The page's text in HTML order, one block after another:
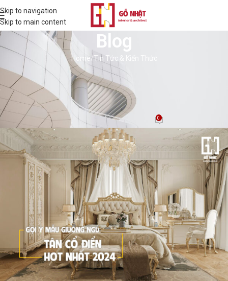
Skip to navigation
Skip to main content
Blog
Home Tin Tức & Kiến Thức
TIN TỨC & KIẾN THỨC
Gợi Ý Mẫu Giường Ngủ Tân Cổ Điển
Thịnh Hành Nhất Năm 2024
BD Thịnh On 09/08/2024 0